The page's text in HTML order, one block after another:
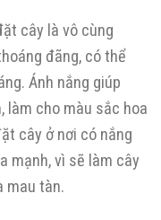
cây là vô cùng
đãng, có thể
Ánh nắng giúp
làm cho màu sắc hoa
cây ở nơi có nắng
mạnh, vì sẽ làm cây
mau tàn.